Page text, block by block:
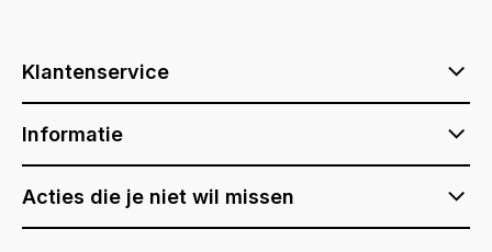
Klantenservice
Informatie
Acties die je niet wil missen